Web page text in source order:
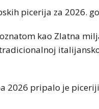
picerija za 2026.
kao Zlatna
2026 pripalo je